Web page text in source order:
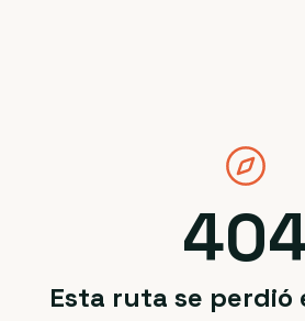
Esta ruta se